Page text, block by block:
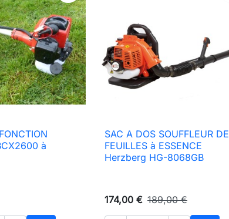
rápidaà
 Vista rápida
SAC A DOS SOUFFLEUR DE
FEUILLES à ESSENCE
Herzberg HG-8068GB
174,00 € 189,00 €